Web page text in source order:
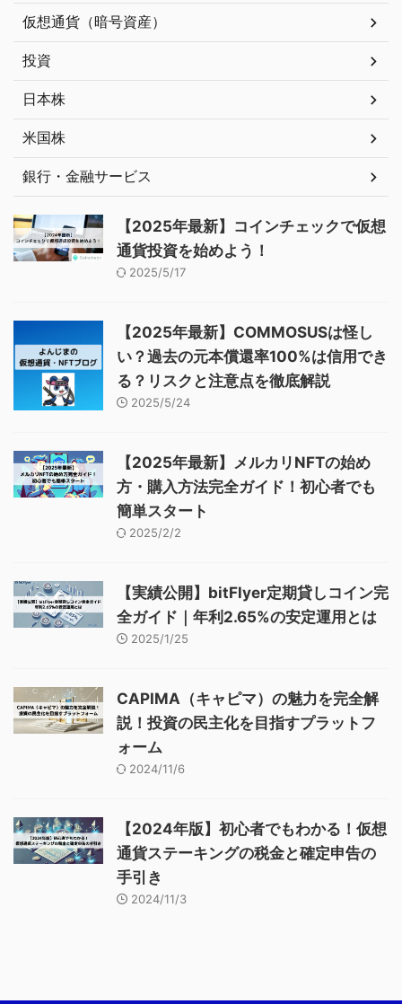
仮想通貨（暗号資産）
投資
日本株
米国株
銀行・金融サービス
【2025年最新】コインチェックで仮想
通貨投資を始めよう！
2025/5/17
【2025年最新】COMMOSUSは怪し
い？過去の元本償還率100%は信用でき
る？リスクと注意点を徹底解説
2025/5/24
【2025年最新】メルカリNFTの始め
方・購入方法完全ガイド！初心者でも
簡単スタート
2025/2/2
【実績公開】bitFlyer定期貸しコイン完
全ガイド｜年利2.65%の安定運用とは
2025/1/25
CAPIMA（キャピマ）の魅力を完全解
説！投資の民主化を目指すプラットフ
ォーム
2024/11/6
【2024年版】初心者でもわかる！仮想
通貨ステーキングの税金と確定申告の
手引き
2024/11/3